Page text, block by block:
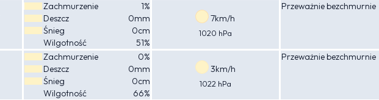
Zachmurzenie
1%
Deszcz
0mm
Śnieg
0cm
Wilgotność
51%
7km/h
1020 hPa
Przeważnie bezchmurnie
Zachmurzenie
0%
Deszcz
0mm
Śnieg
0cm
Wilgotność
66%
3km/h
1022 hPa
Przeważnie bezchmurnie